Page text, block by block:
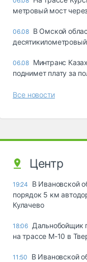
метровый мост
06.08 В Омской
06.08 Минтранс
поднимет плату за
Все новости
Центр
19:24
В Ивановской
порядок 5 км
Кулачево
18:06 Дальнобойщик
на трассе М-10 в
11:50
В Ивановской